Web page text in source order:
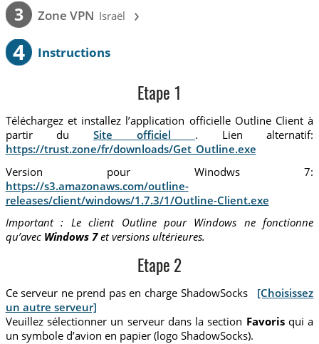
3 Zone VPN Israël ›
4 Instructions
Etape 1
Téléchargez et installez l’application officielle Outline Client à
partir duSite officiel . Lien alternatif:
https://trust.zone/fr/downloads/Get_Outline.exe
Version pour Winodws 7:
https://s3.amazonaws.com/outline-
releases/client/windows/1.7.3/1/Outline-Client.exe
Important : Le client Outline pour Windows ne fonctionne
qu’avec Windows 7et versions ultérieures.
Etape 2
Ce serveur ne prend pas en charge ShadowSocks [Choisissez
un autre serveur]
Veuillez sélectionner un serveur dans la section Favorisqui a
un symbole d’avion en papier (logo ShadowSocks).